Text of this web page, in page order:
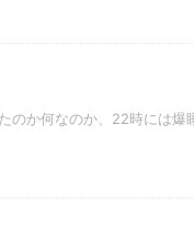
のか何なのか、22時には爆